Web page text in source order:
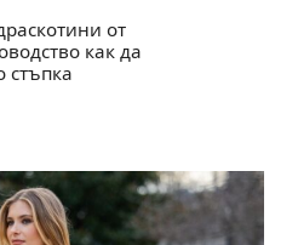
от
как да
стъпка